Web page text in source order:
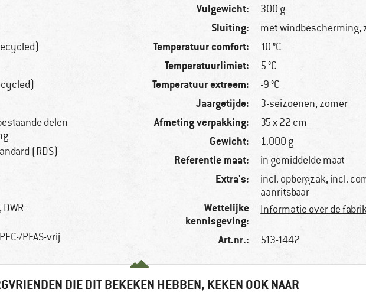
delen
(RDS)
PFAS-vrij
Vulgewicht: 300 g
Sluiting: met windbescherming,
Temperatuur comfort: 10 °C
Temperatuurlimiet: 5 °C
Temperatuur extreem: -9 °C
Jaargetijde: 3-seizoenen, zomer
Afmeting verpakking: 35 x 22 cm
Gewicht: 1.000 g
Referentie maat: in gemiddelde maat
Extra's:
incl. opbergzak, incl.
aanritsbaar
Wettelijke
kennisgeving:
Informatie over de
Art.nr.: 513-1442
DIE DIT BEKEKEN HEBBEN, KEKEN OOK NAAR